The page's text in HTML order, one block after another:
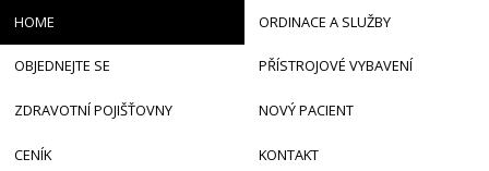
HOME ORDINACE A SLUŽBY
OBJEDNEJTE SE PŘÍSTROJOVÉ VYBAVENÍ
ZDRAVOTNÍ POJIŠŤOVNY NOVÝ PACIENT
CENÍK KONTAKT